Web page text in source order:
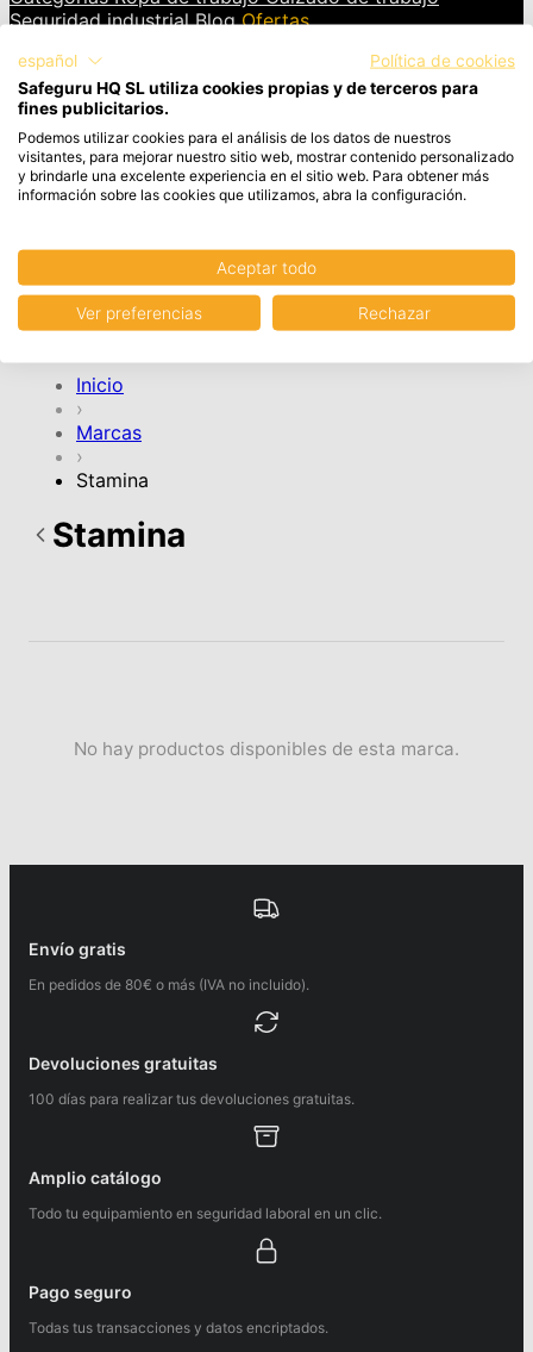
Seguridad industrial Blog Ofertas
INICIAR SESIÓN
Cesta
Artículos en el carrito, Ver carrito
Tu cesta de la compra está vacía.
CONTINUAR COMPRA
Inicio
›
Marcas
›
Stamina
Stamina
No hay productos disponibles de esta marca.
Envío gratis
En pedidos de 80€ o más (IVA no incluido).
Devoluciones gratuitas
100 días para realizar tus devoluciones gratuitas.
Amplio catálogo
Todo tu equipamiento en seguridad laboral en un clic.
Pago seguro
Todas tus transacciones y datos encriptados.
español
Política de cookies
Safeguru HQ SL utiliza cookies propias y de terceros para
fines publicitarios.
Podemos utilizar cookies para el análisis de los datos de nuestros
visitantes, para mejorar nuestro sitio web, mostrar contenido personalizado
y brindarle una excelente experiencia en el sitio web. Para obtener más
información sobre las cookies que utilizamos, abra la configuración.
Aceptar todo
Ver preferencias Rechazar